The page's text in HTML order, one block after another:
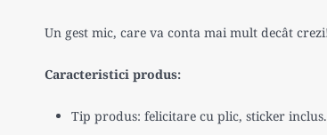
Fericit
Un gest mic, care va conta mai mult decât
Caracteristici produs:
Tip produs: felicitare cu plic, sticker inclus.